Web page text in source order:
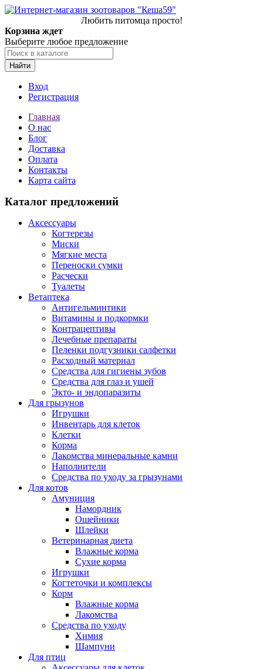
Любить питомца просто!
Корзина ждет
Выберите любое предложение
Найти
Вход
Регистрация
Главная
О нас
Блог
Доставка
Оплата
Контакты
Карта сайта
Каталог предложений
Аксессуары
Когтерезы
Миски
Мягкие места
Переноски сумки
Расчески
Туалеты
Ветаптека
Антигельминтики
Витамины и подкормки
Контрацептивы
Лечебные препараты
Пеленки подгузники салфетки
Расходный материал
Средства для гигиены зубов
Средства для глаз и ушей
Экто- и эндопаразиты
Для грызунов
Игрушки
Инвентарь для клеток
Клетки
Корма
Лакомства минеральные камни
Наполнители
Средства по уходу за грызунами
Для котов
Амуниция
Намордник
Ошейники
Шлейки
Ветеринарная диета
Влажные корма
Сухие корма
Игрушки
Когтеточки и комплексы
Корм
Влажные корма
Лакомства
Средства по уходу
Химия
Шампуни
Для птиц